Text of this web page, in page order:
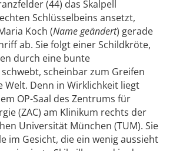
(44) das Skalpell
Schlüsselbeins ansetzt,
Koch (Name geändert) gerade
ab. Sie folgt einer Schildkröte,
durch eine bunte
scheinbar zum Greifen
Welt. Denn in Wirklichkeit liegt
OP-Saal des Zentrums für
(ZAC) am Klinikum rechts der
Universität München (TUM). Sie
im Gesicht, die ein wenig aussieht